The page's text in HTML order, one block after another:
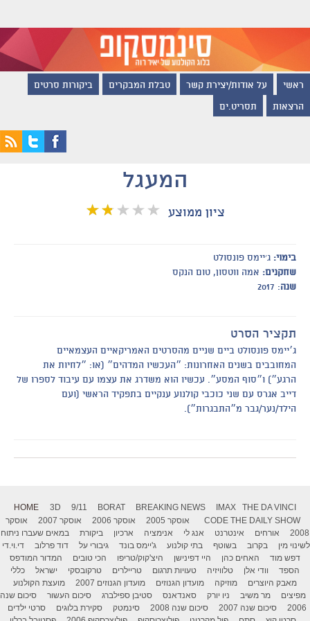
ראשי על אודות/יצירת קשר טבלת המבקרים ביקורות סרטים
הרצאות תסריט.ים
המעגל
ציון ממוצע
בימוי: ג׳יימס פונסולט
שחקנים: אמה ווטסון, טום הנקס
שנה: 2017
תקציר הסרט
ג׳יימס פונסולט ביים שניים מהסרטים האמריקאיים העצמאיים
המחובבים בשנים האחרונות: ״העכשיו המדהים״ (או: ״לחיות את
הרגע״) ו״סוף המסע״. עכשיו הוא משדרג את עצמו עם עיבוד לספרו של
דייב אגרס עם שני כוכבי קולנוע ענקיים בתפקיד הראשי (ועם
הילד/נער/גבר מ״התבגרות״).
HOME 3D 9/11 BORAT BREAKING NEWS IMAX
THE DA VINCI
CODE THE DAILY SHOW אוסקר 2005 אוסקר 2006 אוסקר 2007
אוסקר
2008
אורחים אינטרנט אנג לי אנימציה ארכיון ביקורת
במאים שעברו ניתוח
לשינוי מין
בקרוב בשוטף בתי קולנוע ג'יימס בונד גיבורי על דוד פרלוב
די.וי.די
דפש מוד
האחים כהן היי דפינישן היצ'קוק/טריפו הכי טובים
המדור המודפס
הספד
וודי אלן טלוויזיה טעויות תרגום טריילרים טרקובסקי ישראל
כללי
מאבק היוצרים
מוזיקה מועדון הגנוזים מועדון הגנוזים 2007
מועצת הקולנוע
מפיצים
מר משיב ניו יורק סאנדאנס סטיבן ספילברג סיכום העשור
סיכום שנה
2006
סיכום שנה 2007 סיכום שנה 2008 סינמטק סקירת בלוגים
סרטי ילדים